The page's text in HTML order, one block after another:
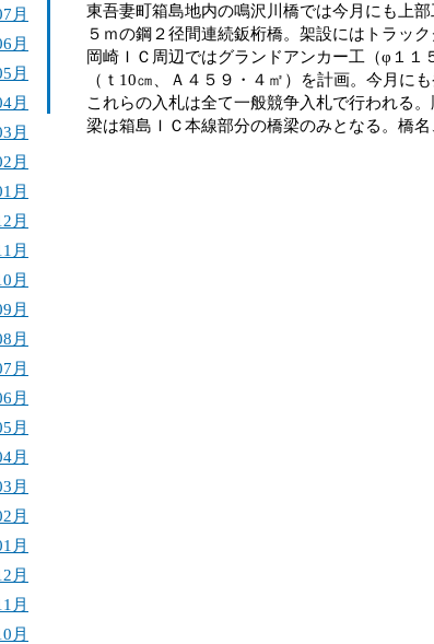
月
月
月
月
月
月
月
月
月
月
月
月
月
月
月
月
月
月
月
月
月
月
東吾妻町箱島地内の鳴沢川橋では今月にも上
５ｍの鋼２径間連続鈑桁橋。架設にはトラッ
岡崎ＩＣ周辺ではグランドアンカー工（φ１１
（ｔ10㎝、Ａ４５９・４㎡）を計画。今月に
これらの入札は全て一般競争入札で行われる
梁は箱島ＩＣ本線部分の橋梁のみとなる。橋名